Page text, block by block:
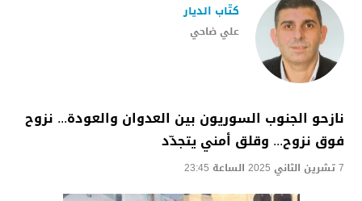
علي ضاحي
كتّاب الديار
نازحو الجنوب السوريون بين العدوان والعودة... نزوح
فوق نزوح... وقلق أمني يتجدّد
7 تشرين الثاني 2025 الساعة 23:45